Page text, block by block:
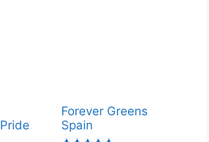
Forever Greens
Spain